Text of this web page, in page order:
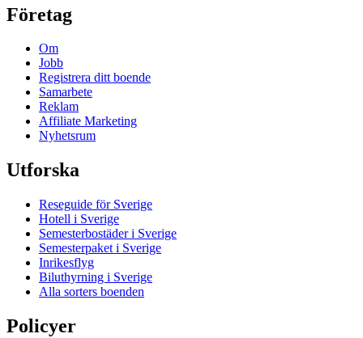
Företag
Om
Jobb
Registrera ditt boende
Samarbete
Reklam
Affiliate Marketing
Nyhetsrum
Utforska
Reseguide för Sverige
Hotell i Sverige
Semesterbostäder i Sverige
Semesterpaket i Sverige
Inrikesflyg
Biluthyrning i Sverige
Alla sorters boenden
Policyer